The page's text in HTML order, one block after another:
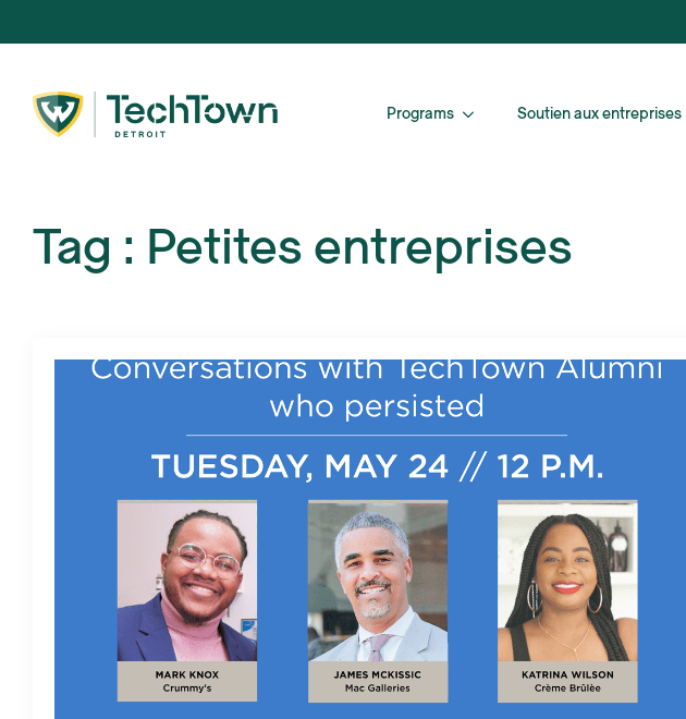
Programs Soutien aux entreprises
Tag : Petites entreprises